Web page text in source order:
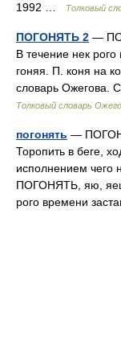
1992 …
Толковый
ПОГОНЯТЬ 2 —
В течение нек рого
гоняя. П. коня на
словарь
Толковый словарь
погонять —
Торопить в беге,
исполнением чего
ПОГОНЯТЬ, яю,
рого времени